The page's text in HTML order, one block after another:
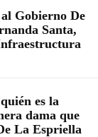
Gobierno De
Santa,
es la
dama que
La Espriella